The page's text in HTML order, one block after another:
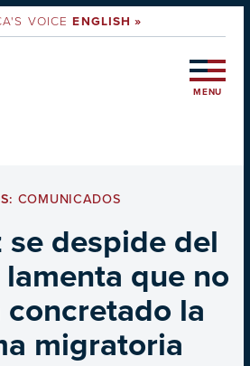
VOICEENGLISH »
MENU
COMUNICADOS
se despide del
que no
concretado la
migratoria